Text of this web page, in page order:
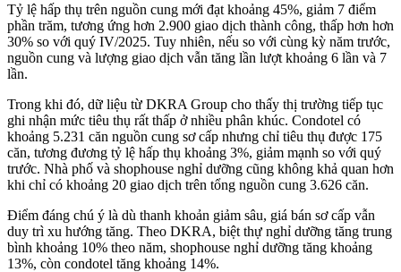
Tỷ lệ hấp thụ trên nguồn cung mới đạt khoảng 45%, giảm 7 điểm
phần trăm, tương ứng hơn 2.900 giao dịch thành công, thấp hơn hơn
30% so với quý IV/2025. Tuy nhiên, nếu so với cùng kỳ năm trước,
nguồn cung và lượng giao dịch vẫn tăng lần lượt khoảng 6 lần và 7
lần.
Trong khi đó, dữ liệu từ DKRA Group cho thấy thị trường tiếp tục
ghi nhận mức tiêu thụ rất thấp ở nhiều phân khúc. Condotel có
khoảng 5.231 căn nguồn cung sơ cấp nhưng chỉ tiêu thụ được 175
căn, tương đương tỷ lệ hấp thụ khoảng 3%, giảm mạnh so với quý
trước. Nhà phố và shophouse nghỉ dưỡng cũng không khả quan hơn
khi chỉ có khoảng 20 giao dịch trên tổng nguồn cung 3.626 căn.
Điểm đáng chú ý là dù thanh khoản giảm sâu, giá bán sơ cấp vẫn
duy trì xu hướng tăng. Theo DKRA, biệt thự nghỉ dưỡng tăng trung
bình khoảng 10% theo năm, shophouse nghỉ dưỡng tăng khoảng
13%, còn condotel tăng khoảng 14%.